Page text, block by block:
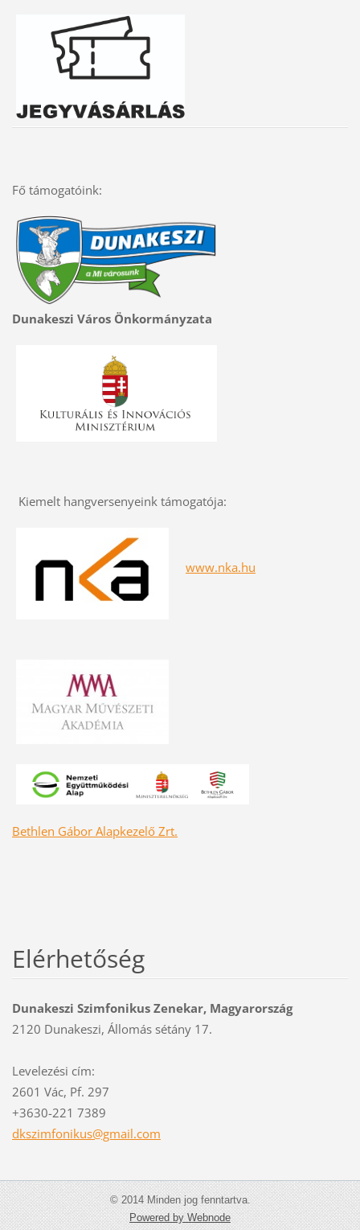
Fő támogatóink:
Dunakeszi Város Önkormányzata
Kiemelt hangversenyeink támogatója:
www.nka.hu
Bethlen Gábor Alapkezelő Zrt.
Elérhetőség
Dunakeszi Szimfonikus Zenekar, Magyarország
2120 Dunakeszi, Állomás sétány 17.
Levelezési cím:
2601 Vác, Pf. 297
+3630-221 7389
dkszimfonikus@gmail.com
© 2014 Minden jog fenntartva.
Powered by Webnode